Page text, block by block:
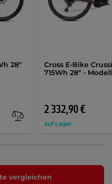
28"
Cross E-Bike
715Wh 28" -
2 332,90 €
auf Lager
vergleichen